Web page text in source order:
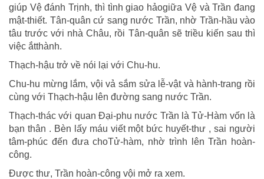
giúp Vệ đánh Trịnh, thì tình giao hảogiữa Vệ và Trần đang
mật-thiết. Tân-quân cứ sang nước Trần, nhờ Trần-hầu vào
tâu trước với nhà Châu, rồi Tân-quân sẽ triều kiến sau thì
việc ắtthành.
Thạch-hậu trở về nói lại với Chu-hu.
Chu-hu mừng lắm, vội vả sắm sửa lễ-vật và hành-trang rồi
cùng với Thạch-hậu lên đường sang nước Trần.
Thạch-thác với quan Đại-phu nước Trần là Tử-Hàm vốn là
bạn thân . Bèn lấy máu viết một bức huyết-thư , sai người
tâm-phúc đến đưa choTử-hàm, nhờ trình lên Trần hoàn-
công.
Được thư, Trần hoàn-công vội mở ra xem.